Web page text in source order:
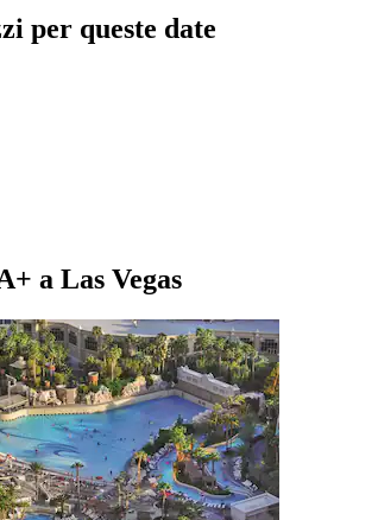
per queste date
a Las Vegas